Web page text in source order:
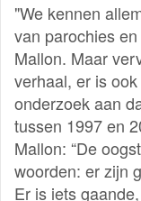
"We kennen
van parochies
Mallon. Maar
verhaal, er is
onderzoek aan
tussen 1997 en
Mallon: “De
woorden: er zijn
Er is iets